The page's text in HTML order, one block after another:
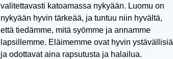
valitettavasti katoamassa nykyään. Luomu on
nykyään hyvin tärkeää, ja tuntuu niin hyvältä,
että tiedämme, mitä syömme ja annamme
lapsillemme. Eläimemme ovat hyvin ystävällisiä
ja odottavat aina rapsutusta ja halailua.